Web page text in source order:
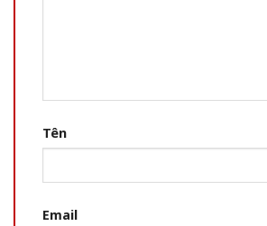
Tên
Email